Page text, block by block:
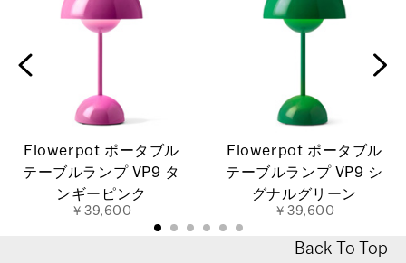
Flowerpot ポータブル
テーブルランプ VP9 タ
ンギーピンク
￥39,600
Flowerpot ポータブル
テーブルランプ VP9 シ
グナルグリーン
￥39,600
Back To Top